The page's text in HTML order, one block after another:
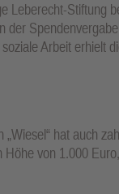
Leberecht-Stiftung
der
Arbeit erhielt
hat auch
von 1.000